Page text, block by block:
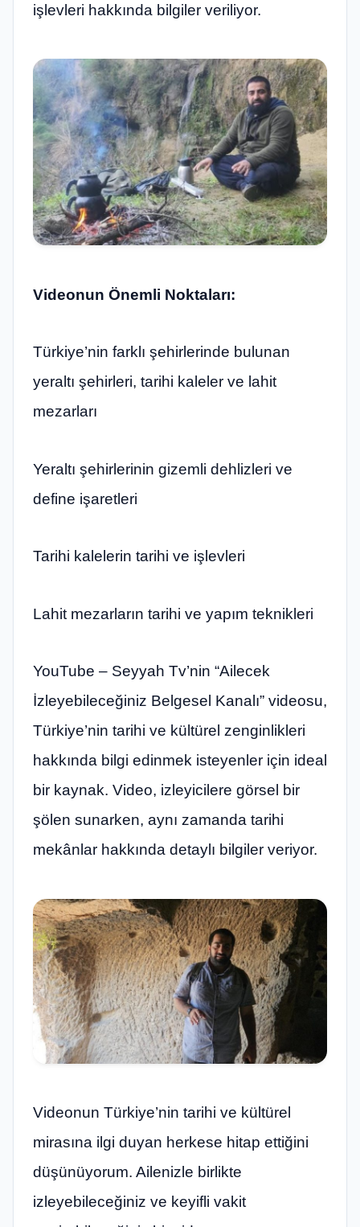
işlevleri hakkında bilgiler veriliyor.
Videonun Önemli Noktaları:
Türkiye’nin farklı şehirlerinde bulunan
yeraltı şehirleri, tarihi kaleler ve lahit
mezarları
Yeraltı şehirlerinin gizemli dehlizleri ve
define işaretleri
Tarihi kalelerin tarihi ve işlevleri
Lahit mezarların tarihi ve yapım teknikleri
YouTube – Seyyah Tv’nin “Ailecek
İzleyebileceğiniz Belgesel Kanalı” videosu,
Türkiye’nin tarihi ve kültürel zenginlikleri
hakkında bilgi edinmek isteyenler için ideal
bir kaynak. Video, izleyicilere görsel bir
şölen sunarken, aynı zamanda tarihi
mekânlar hakkında detaylı bilgiler veriyor.
Videonun Türkiye’nin tarihi ve kültürel
mirasına ilgi duyan herkese hitap ettiğini
düşünüyorum. Ailenizle birlikte
izleyebileceğiniz ve keyifli vakit